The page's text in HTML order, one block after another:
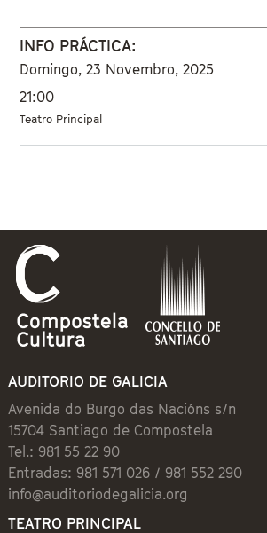
INFO PRÁCTICA:
Domingo, 23 Novembro, 2025
21:00
Teatro Principal
AUDITORIO DE GALICIA
Avenida do Burgo das Nacións s/n
15704 Santiago de Compostela
Tel.: 981 55 22 90
Entradas: 981 571 026 / 981 552 290
info@auditoriodegalicia.org
TEATRO PRINCIPAL